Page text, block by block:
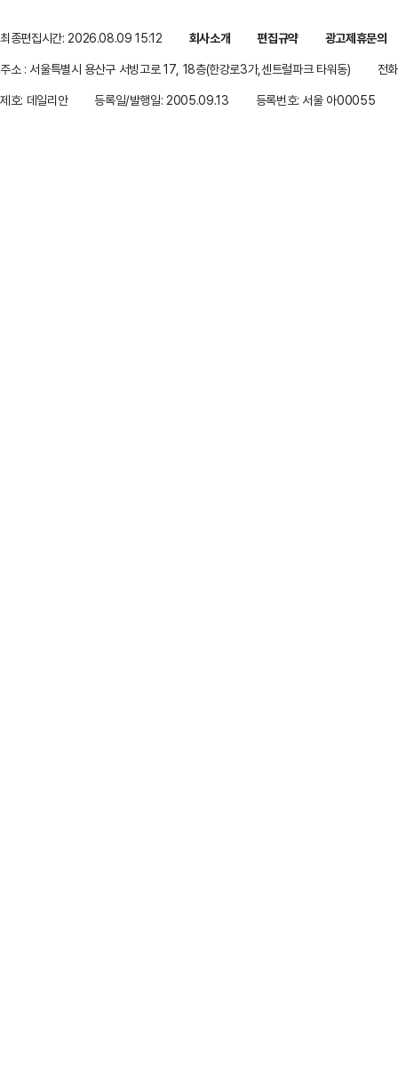
최종편집시간: 2026.08.09 15:12 회사소개 편집규약
광고제휴문의
주소 : 서울특별시 용산구 서빙고로 17, 18층(한강로3가,센트럴파크 타워동)
전
제호: 데일리안
등록일/발행일: 2005.09.13 등록번호: 서울 아00055